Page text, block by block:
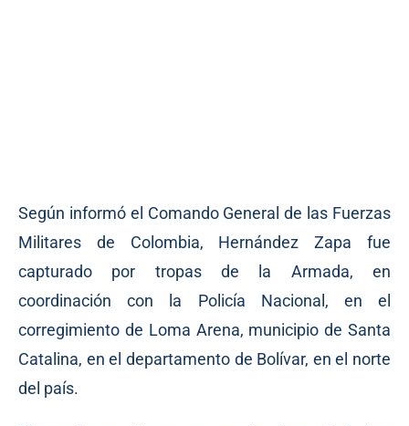
Según informó el Comando General de las Fuerzas
Militares de Colombia, Hernández Zapa fue
capturado por tropas de la Armada, en
coordinación con la Policía Nacional, en el
corregimiento de Loma Arena, municipio de Santa
Catalina, en el departamento de Bolívar, en el norte
del país.